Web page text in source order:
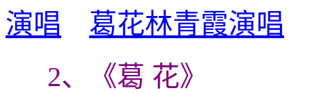
演唱
葛花林青霞演唱
2、《葛 花》